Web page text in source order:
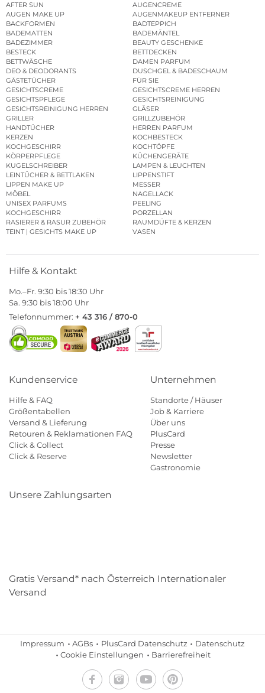
AFTER SUN
AUGENCREME
AUGEN MAKE UP
AUGENMAKEUP ENTFERNER
BACKFORMEN
BADTEPPICH
BADEMATTEN
BADEMÄNTEL
BADEZIMMER
BEAUTY GESCHENKE
BESTECK
BETTDECKEN
BETTWÄSCHE
DAMEN PARFUM
DEO & DEODORANTS
DUSCHGEL & BADESCHAUM
GÄSTETÜCHER
FÜR SIE
GESICHTSCREME
GESICHTSCREME HERREN
GESICHTSPFLEGE
GESICHTSREINIGUNG
GESICHTSREINIGUNG HERREN
GLÄSER
GRILLER
GRILLZUBEHÖR
HANDTÜCHER
HERREN PARFUM
KERZEN
KOCHBESTECK
KOCHGESCHIRR
KOCHTÖPFE
KÖRPERPFLEGE
KÜCHENGERÄTE
KUGELSCHREIBER
LAMPEN & LEUCHTEN
LEINTÜCHER & BETTLAKEN
LIPPENSTIFT
LIPPEN MAKE UP
MESSER
MÖBEL
NAGELLACK
UNISEX PARFUMS
PEELING
KOCHGESCHIRR
PORZELLAN
RASIERER & RASUR ZUBEHÖR
RAUMDÜFTE & KERZEN
TEINT | GESICHTS MAKE UP
VASEN
Hilfe & Kontakt
Mo.–Fr. 9:30 bis 18:30 Uhr
Sa. 9:30 bis 18:00 Uhr
Telefonnummer: + 43 316 / 870-0
Kundenservice
Hilfe & FAQ
Größentabellen
Versand & Lieferung
Retouren & Reklamationen FAQ
Click & Collect
Click & Reserve
Unternehmen
Standorte / Häuser
Job & Karriere
Über uns
PlusCard
Presse
Newsletter
Gastronomie
Unsere Zahlungsarten
Gratis Versand* nach Österreich Internationaler
Versand
Impressum AGBs PlusCard Datenschutz
Datenschutz
Cookie Einstellungen
Barrierefreiheit